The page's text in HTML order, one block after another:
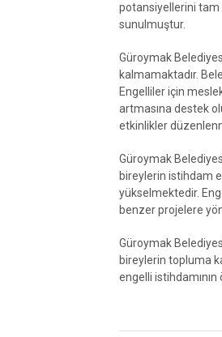
potansiyellerini tam
sunulmuştur.
Güroymak
kalmamaktadır.
Engelliler için
artmasına destek
etkinlikler
Güroymak
bireylerin istihdam
yükselmektedir.
benzer projelere
Güroymak
bireylerin topluma
engelli